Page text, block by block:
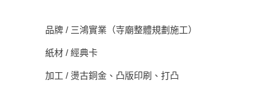
品牌 / 三鴻實業（寺廟整體規劃施工）
紙材 / 經典卡
加工 / 燙古銅金、凸版印刷、打凸